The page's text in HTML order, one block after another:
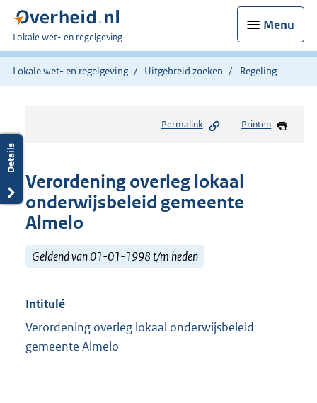
Menu
U
bent
hier:
Lokale wet- en regelgeving
Lokale wet- en regelgeving Uitgebreid zoeken Regeling
Permalink Printen
Verordening overleg lokaal
onderwijsbeleid gemeente
Almelo
Geldend van 01-01-1998 t/m heden
Intitulé
Verordening overleg lokaal onderwijsbeleid
gemeente Almelo